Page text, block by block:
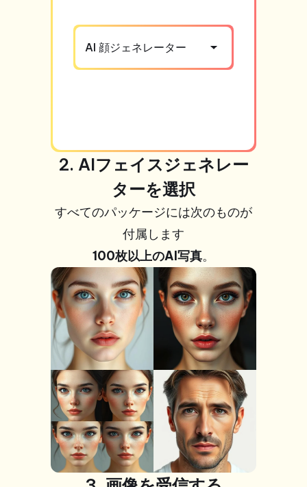
AI 顔ジェネレーター
2. AIフェイスジェネレー
ターを選択
すべてのパッケージには次のものが
付属します
100枚以上のAI写真。
+99枚の写
真